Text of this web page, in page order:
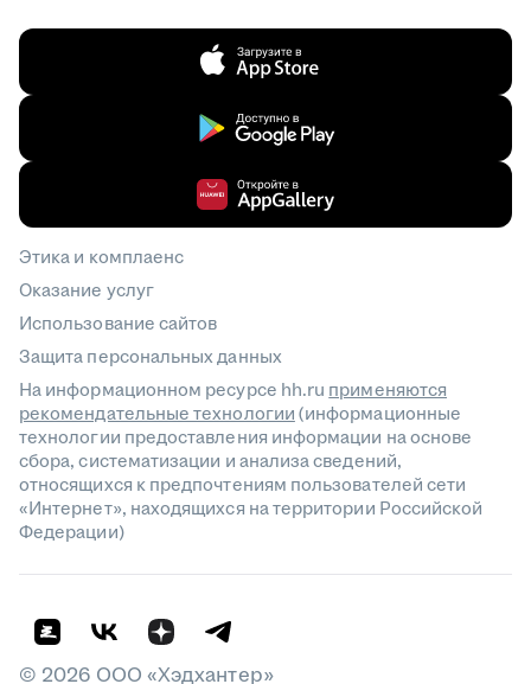
Этика и комплаенс
Оказание услуг
Использование сайтов
Защита персональных данных
На информационном ресурсе hh.ru применяются
рекомендательные технологии(информационные
технологии предоставления информации на основе
сбора, систематизации и анализа сведений,
относящихся к предпочтениям пользователей сети
«Интернет», находящихся на территории Российской
Федерации)
© 2026 ООО «Хэдхантер»